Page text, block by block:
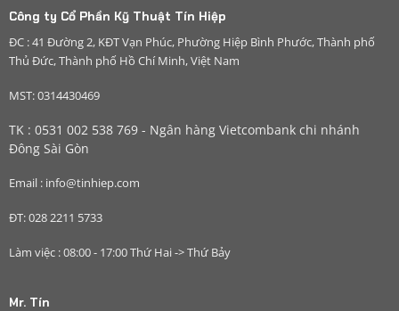
Công ty Cổ Phần Kỹ Thuật Tín Hiệp
ĐC : 41 Đường 2, KĐT Vạn Phúc, Phường Hiệp Bình Phước, Thành phố
Thủ Đức, Thành phố Hồ Chí Minh, Việt Nam
MST: 0314430469
TK : 0531 002 538 769 - Ngân hàng Vietcombank chi nhánh
Đông Sài Gòn
Email : info@tinhiep.com
ĐT: 028 2211 5733
Làm việc : 08:00 - 17:00 Thứ Hai -> Thứ Bảy
Mr. Tín